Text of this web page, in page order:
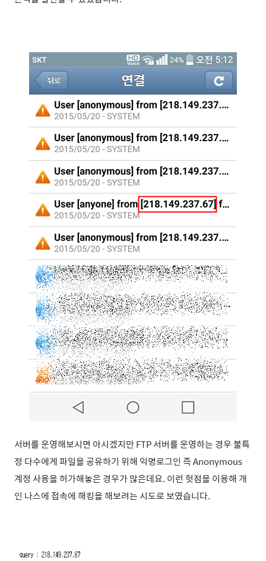
서버를 운영해보시면 아시겠지만 FTP 서버를 운영하는 경우 불특
정 다수에게 파일을 공유하기 위해 익명로그인 즉 Anonymous
계정 사용을 허가해놓은 경우가 많은데요. 이런 헛점을 이용해 개
인 나스에 접속에 해킹을 해보려는 시도로 보였습니다.